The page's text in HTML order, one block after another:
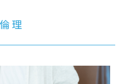
理